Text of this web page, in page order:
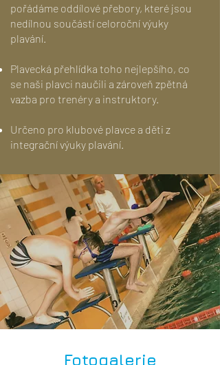
pořádáme oddílové přebory, které jsou
nedílnou součástí celoroční výuky
plavání.
Plavecká přehlídka toho nejlepšího, co
se naši plavci naučili a zároveň zpětná
vazba pro trenéry a instruktory.
Určeno pro klubové plavce a děti z
integrační výuky plavání.
Fotogalerie